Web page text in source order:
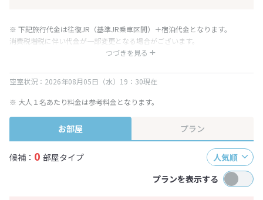
つづきを見る
※ 下記旅行代金は往復JR（基準JR乗車区間）＋宿泊代金となります。
消費税増税に伴い代金が一部変更となる場合がございます。
※ 表示されている旅行代金・プラン内容は一定時間ごとに更新されます。最
空室状況：2026年08月05日（水）19：30現在
※ 大人１名あたり料金は参考料金となります。
お部屋 プラン
候補： 0 部屋タイプ
人気順
プランを表示する